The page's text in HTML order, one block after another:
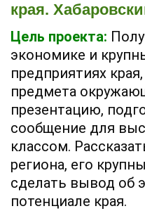
края.
Цель проекта:
экономике и
предприятиях
предмета
презентацию,
сообщение для
классом.
региона, его
сделать вывод об
потенциале края.